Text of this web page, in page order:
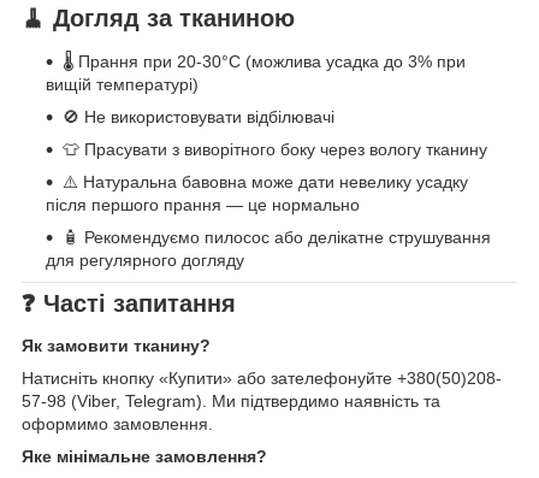
🧹 Догляд за тканиною
🌡️ Прання при 20-30°C (можлива усадка до 3% при
вищій температурі)
🚫 Не використовувати відбілювачі
👕 Прасувати з виворітного боку через вологу тканину
⚠️ Натуральна бавовна може дати невелику усадку
після першого прання — це нормально
🧴 Рекомендуємо пилосос або делікатне струшування
для регулярного догляду
❓ Часті запитання
Як замовити тканину?
Натисніть кнопку «Купити» або зателефонуйте +380(50)208-
57-98 (Viber, Telegram). Ми підтвердимо наявність та
оформимо замовлення.
Яке мінімальне замовлення?